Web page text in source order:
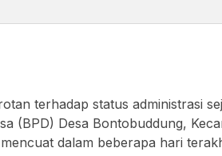
terhadap status administrasi
(BPD) Desa Bontobuddung,
dalam beberapa hari